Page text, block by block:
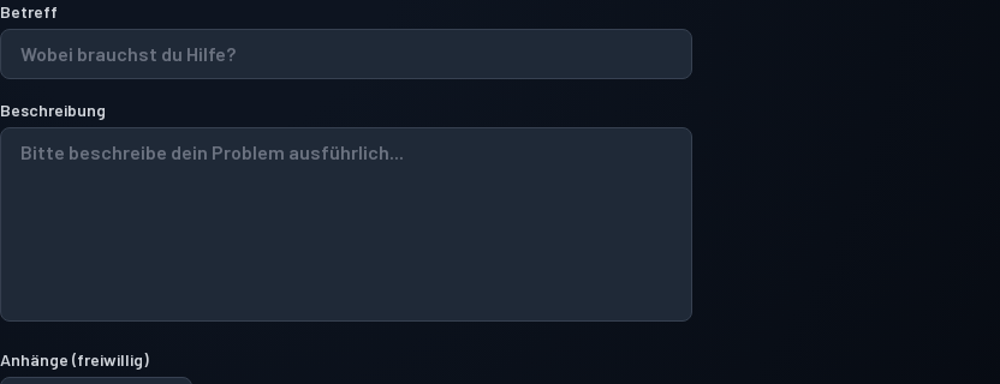
Betreff
Beschreibung
Anhänge (freiwillig)